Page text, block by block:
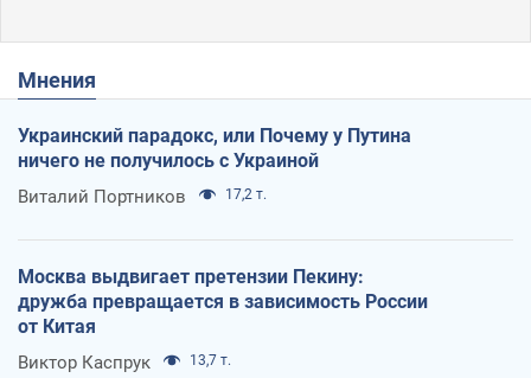
Мнения
Украинский парадокс, или Почему у Путина
ничего не получилось с Украиной
Виталий Портников 17,2 т.
Москва выдвигает претензии Пекину:
дружба превращается в зависимость России
от Китая
Виктор Каспрук 13,7 т.